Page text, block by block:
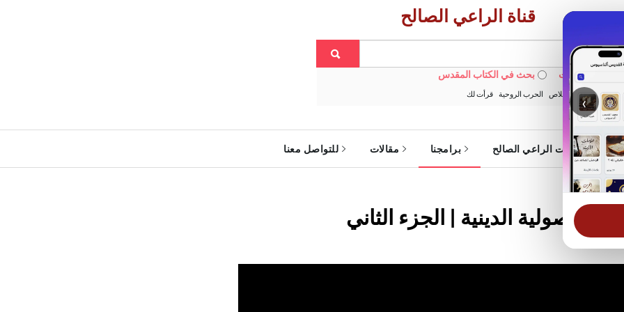
‹
قناة الراعي الصالح
في الويبسايت بحث في الكتاب المقدس
خبزنا اليومي الخلاص الحرب الروحية قرأت لك
خدمات الراعي الصالح برامجنا مقالات للتواصل معنا
والأصولية الدينية | الجزء الثاني